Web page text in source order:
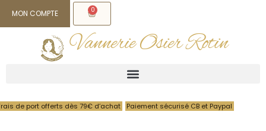
MON COMPTE 0
Vannerie Osier Rotin
de port offerts dès 79€ d’achat Paiement sécurisé CB et Paypal